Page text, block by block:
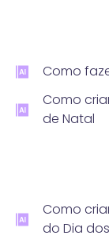
Como
Como
de Natal
Como
do Dia